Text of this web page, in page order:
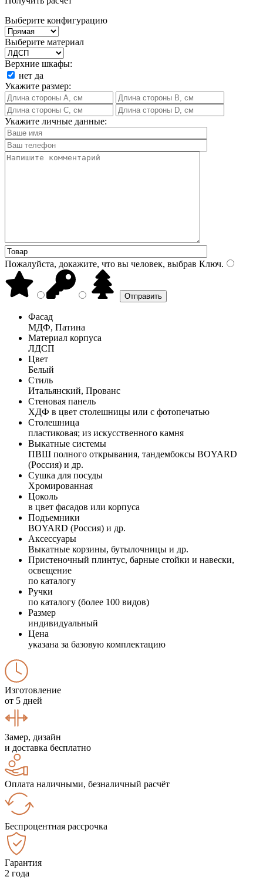
Выберите конфигурацию
Выберите материал
Верхние шкафы:
нет да
Укажите размер:
Укажите личные данные:
Пожалуйста, докажите, что вы человек, выбрав Ключ.
Фасад
МДФ, Патина
Материал корпуса
ЛДСП
Цвет
Белый
Стиль
Итальянский, Прованс
Стеновая панель
ХДФ в цвет столешницы или с фотопечатью
Столешница
пластиковая; из искусственного камня
Выкатные системы
ПВШ полного открывания, тандембоксы BOYARD
(Россия) и др.
Сушка для посуды
Хромированная
Цоколь
в цвет фасадов или корпуса
Подъемники
BOYARD (Россия) и др.
Аксессуары
Выкатные корзины, бутылочницы и др.
Пристеночный плинтус, барные стойки и навески,
освещение
по каталогу
Ручки
по каталогу (более 100 видов)
Размер
индивидуальный
Цена
указана за базовую комплектацию
Изготовление
от 5 дней
Замер, дизайн
и доставка бесплатно
Оплата наличными, безналичный расчёт
Беспроцентная рассрочка
Гарантия
2 года